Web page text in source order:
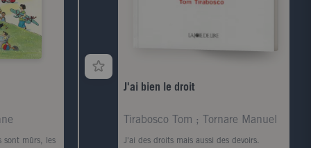
sont mûrs, les
J'ai bien le droit
Tirabosco Tom ; Tornare Manuel
J'ai des droits mais aussi des devoirs.